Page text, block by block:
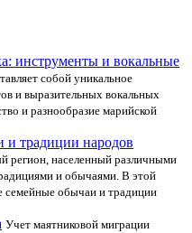
инструменты и вокальные
собой уникальное
и выразительных вокальных
и разнообразие марийской
традиции народов
регион, населенный различными
и обычаями. В этой
семейные обычаи и традиции
Учет маятниковой миграции